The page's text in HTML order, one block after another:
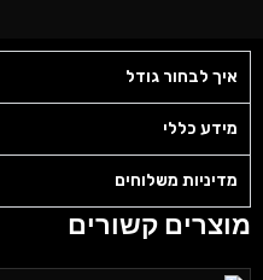
איך לבחור גודל
מידע כללי
מדיניות משלוחים
מוצרים קשורים